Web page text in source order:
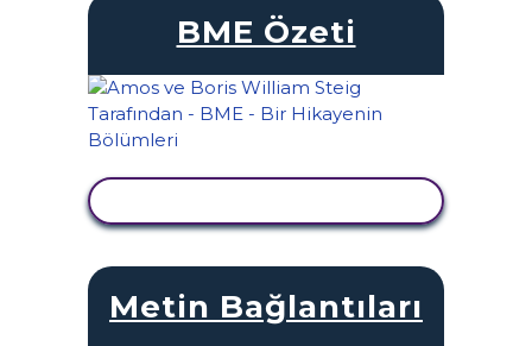
BME Özeti
Metin Bağlantıları